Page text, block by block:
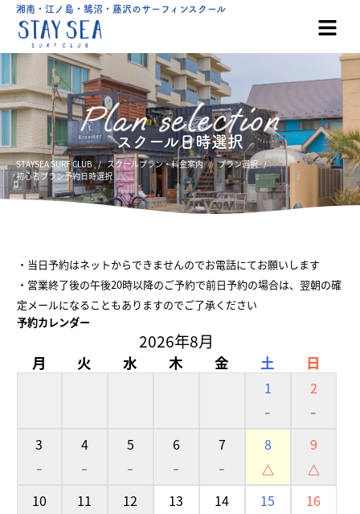
湘南・江ノ島・鵠沼・藤沢のサーフィンスクール
スクール日時選択
STAYSEA SURF CLUB スクールプラン・料金案内
プラン選択
初心者プラン予約日時選択
・当日予約はネットからできませんのでお電話にてお願いします
・営業終了後の午後20時以降のご予約で前日予約の場合は、翌朝の確
定メールになることもありますのでご了承ください
予約カレンダー
2026年8月
月 火 水 木 金 土 日
1
-
2
-
3
-
4
-
5
-
6
-
7
-
8
△
9
△
10 11 12 13 14 15 16